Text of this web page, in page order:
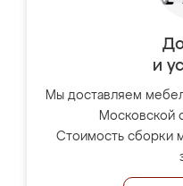
и
Мы доставляем
Московской
Стоимость сборки